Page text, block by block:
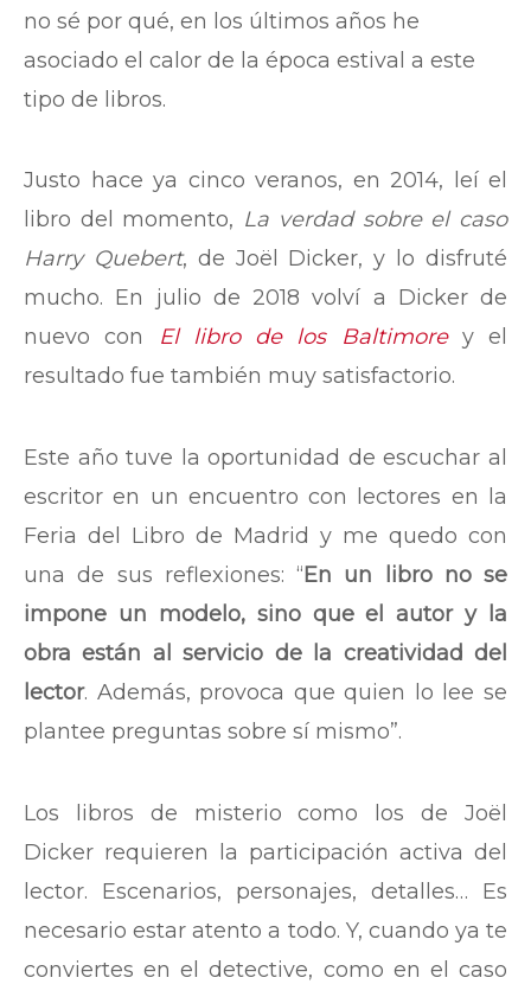
no sé por qué, en los últimos años he
asociado el calor de la época estival a este
tipo de libros.
Justo hace ya cinco veranos, en 2014, leí el
libro del momento, La verdad sobre el caso
Harry Quebert, de Joël Dicker, y lo disfruté
mucho. En julio de 2018 volví a Dicker de
nuevo con
El libro de los Baltimorey el
resultado fue también muy satisfactorio.
Este año tuve la oportunidad de escuchar al
escritor en un encuentro con lectores en la
Feria del Libro de Madrid y me quedo con
una de sus reflexiones: “En un libro no se
impone un modelo, sino que el autor y la
obra están al servicio de la creatividad del
lector. Además, provoca que quien lo lee se
plantee preguntas sobre sí mismo”.
Los libros de misterio como los de Joël
Dicker requieren la participación activa del
lector. Escenarios, personajes, detalles… Es
necesario estar atento a todo. Y, cuando ya te
conviertes en el detective, como en el caso